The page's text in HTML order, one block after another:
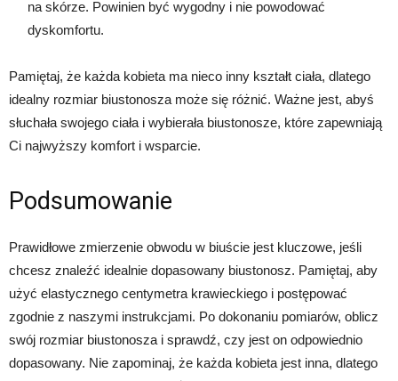
na skórze. Powinien być wygodny i nie powodować
dyskomfortu.
Pamiętaj, że każda kobieta ma nieco inny kształt ciała, dlatego
idealny rozmiar biustonosza może się różnić. Ważne jest, abyś
słuchała swojego ciała i wybierała biustonosze, które zapewniają
Ci najwyższy komfort i wsparcie.
Podsumowanie
Prawidłowe zmierzenie obwodu w biuście jest kluczowe, jeśli
chcesz znaleźć idealnie dopasowany biustonosz. Pamiętaj, aby
użyć elastycznego centymetra krawieckiego i postępować
zgodnie z naszymi instrukcjami. Po dokonaniu pomiarów, oblicz
swój rozmiar biustonosza i sprawdź, czy jest on odpowiednio
dopasowany. Nie zapominaj, że każda kobieta jest inna, dlatego